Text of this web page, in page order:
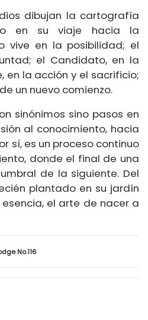
dibujan la cartografía
en su viaje hacia la
vive en la posibilidad; el
el Candidato, en la
en la acción y el sacrificio;
un nuevo comienzo.
sinónimos sino pasos en
al conocimiento, hacia
sí, es un proceso continuo
donde el final de una
de la siguiente. Del
plantado en su jardín
esencia, el arte de nacer a
No.116